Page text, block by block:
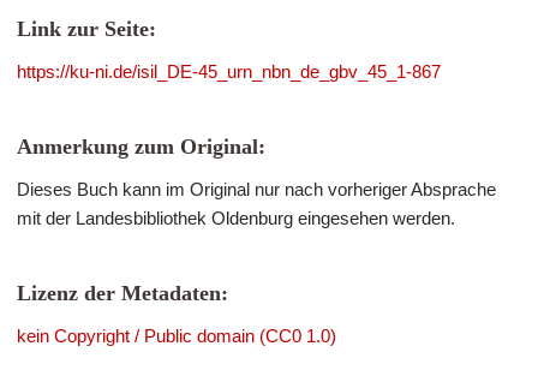
Link zur Seite:
https://ku-ni.de/isil_DE-45_urn_nbn_de_gbv_45_1-867
Anmerkung zum Original:
Dieses Buch kann im Original nur nach vorheriger Absprache
mit der Landesbibliothek Oldenburg eingesehen werden.
Lizenz der Metadaten:
kein Copyright / Public domain (CC0 1.0)